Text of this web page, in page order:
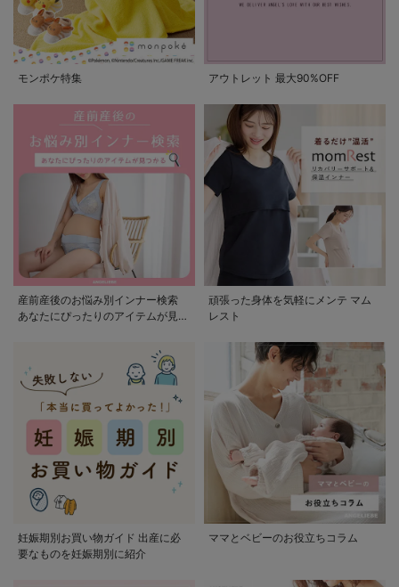
モンポケ特集 アウトレット 最大90%OFF
産前産後のお悩み別インナー検索
あなたにぴったりのアイテムが見つ
頑張った身体を気軽にメンテ マム
レスト
妊娠期別お買い物ガイド 出産に必
要なものを妊娠期別に紹介
ママとベビーのお役立ちコラム